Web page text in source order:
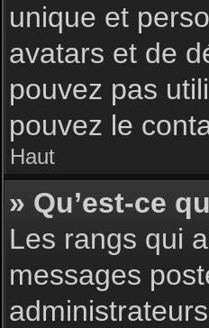
unique et
avatars et de
pouvez pas
pouvez le
Haut
» Qu’est-ce
Les rangs qui
messages